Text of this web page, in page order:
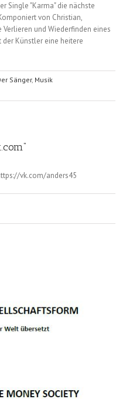
Single "Karma" die nächste
von Christian,
und Wiederfinden eines
Künstler eine heitere
Sänger, Musik
vk.com/anders45